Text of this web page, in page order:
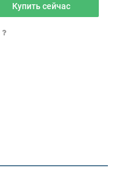
Купить сейчас